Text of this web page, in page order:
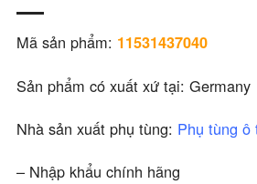
Mã sản phẩm: 11531437040
Sản phẩm có xuất xứ tại: Germany
Nhà sản xuất phụ tùng: Phụ tùng ô
– Nhập khẩu chính hãng